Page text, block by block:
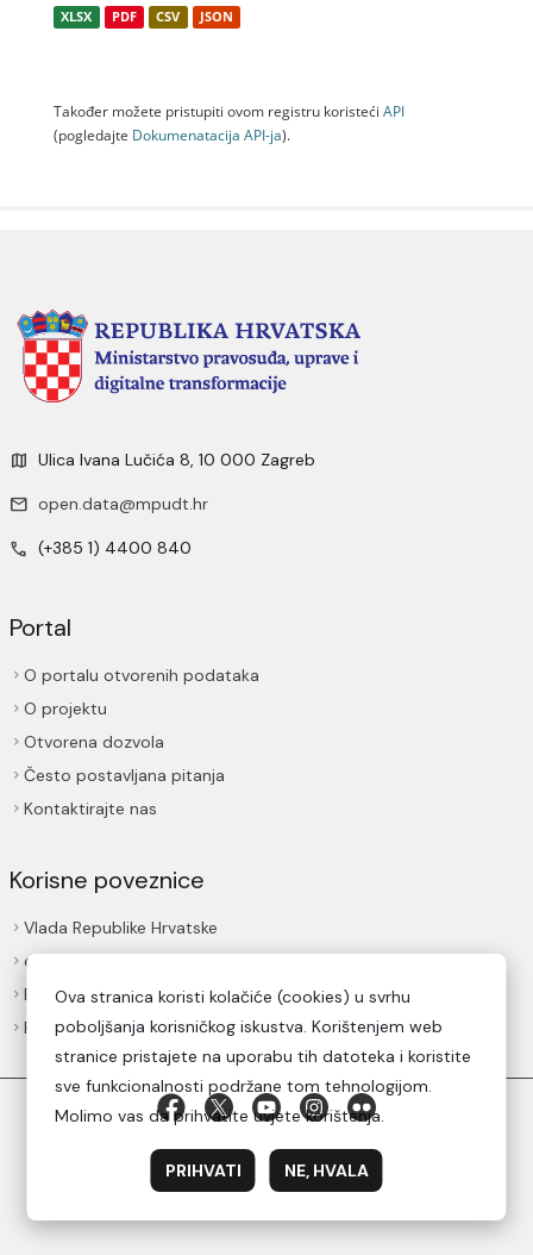
XLSX PDF CSV JSON
Također možete pristupiti ovom registru koristeći API
(pogledajte Dokumenаtаcijа API-jа).